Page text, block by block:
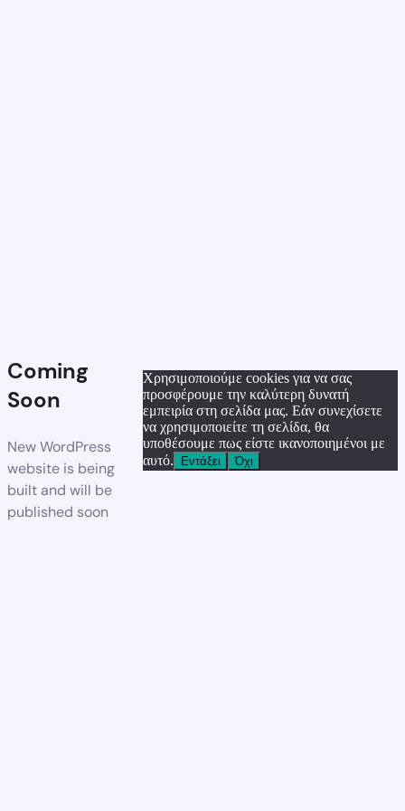
Coming
Soon
New WordPress
website is being
built and will be
published soon
Χρησιμοποιούμε cookies για να σας
προσφέρουμε την καλύτερη δυνατή
εμπειρία στη σελίδα μας. Εάν συνεχίσετε
να χρησιμοποιείτε τη σελίδα, θα
υποθέσουμε πως είστε ικανοποιημένοι με
αυτό.
Εντάξει Όχι